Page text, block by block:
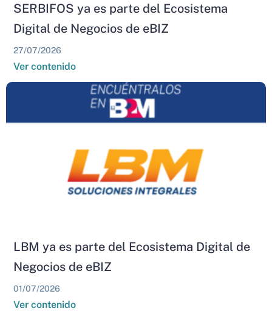
SERBIFOS ya es parte del Ecosistema
Digital de Negocios de eBIZ
27/07/2026
Ver contenido
LBM ya es parte del Ecosistema Digital de
Negocios de eBIZ
01/07/2026
Ver contenido